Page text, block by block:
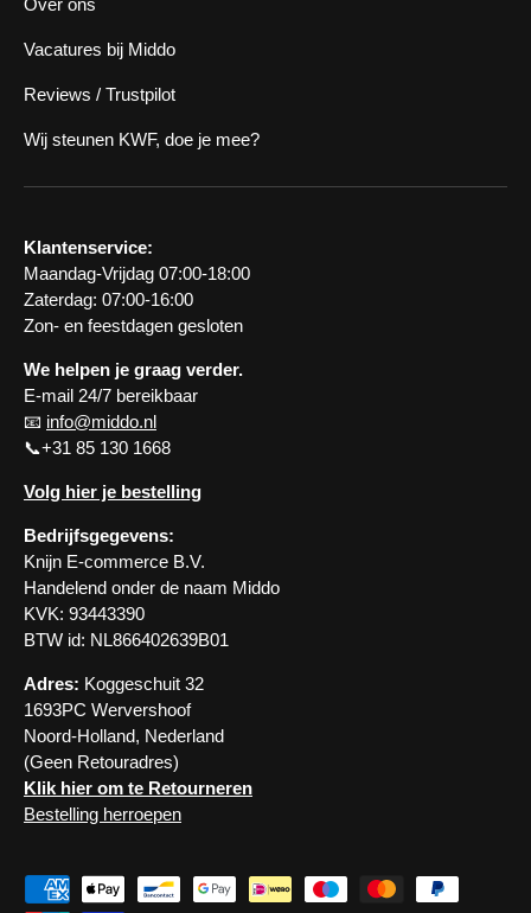
Over ons
Vacatures bij Middo
Reviews / Trustpilot
Wij steunen KWF, doe je mee?
Klantenservice:
Maandag-Vrijdag 07:00-18:00
Zaterdag: 07:00-16:00
Zon- en feestdagen gesloten
We helpen je graag verder.
E-mail 24/7 bereikbaar
📧 info@middo.nl
📞+31 85 130 1668
Volg hier je bestelling
Bedrijfsgegevens:
Knijn E-commerce B.V.
Handelend onder de naam Middo
KVK: 93443390
BTW id: NL866402639B01
Adres: Koggeschuit 32
1693PC Wervershoof
Noord-Holland, Nederland
(Geen Retouradres)
Klik hier om te Retourneren
Bestelling herroepen
Geaccepteerde betaalmethoden